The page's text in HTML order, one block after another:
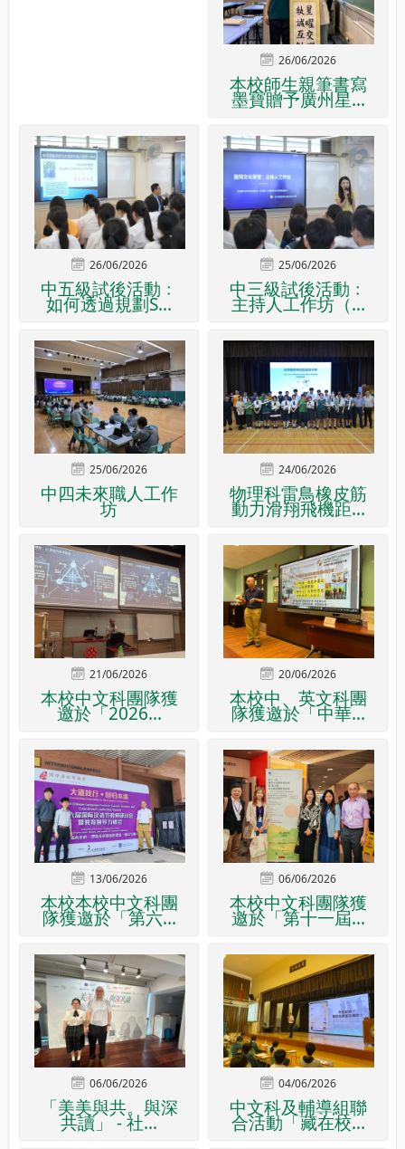
26/06/2026
本校師生親筆書寫
墨寶贈予廣州星...
26/06/2026
中五級試後活動﹕
如何透過規劃S...
25/06/2026
中三級試後活動﹕
主持人工作坊（...
25/06/2026
中四未來職人工作
坊
24/06/2026
物理科雷鳥橡皮筋
動力滑翔飛機距...
21/06/2026
本校中文科團隊獲
邀於「2026...
20/06/2026
本校中、英文科團
隊獲邀於「中華...
13/06/2026
本校本校中文科團
隊獲邀於「第六...
06/06/2026
本校中文科團隊獲
邀於「第十一屆...
06/06/2026
「美美與共。與深
共讀」 - 社...
04/06/2026
中文科及輔導組聯
合活動「藏在校...